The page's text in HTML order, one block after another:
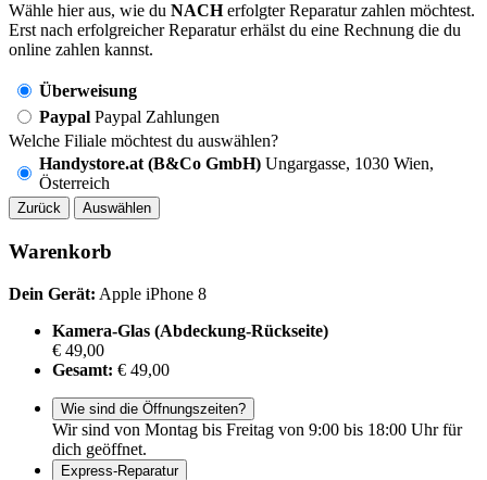
Wähle hier aus, wie du NACHerfolgter Reparatur zahlen möchtest.
Erst nach erfolgreicher Reparatur erhälst du eine Rechnung die du
online zahlen kannst.
Überweisung
Paypal Paypal Zahlungen
Welche Filiale möchtest du auswählen?
Handystore.at (B&Co GmbH) Ungargasse, 1030 Wien,
Österreich
Zurück Auswählen
Warenkorb
Dein Gerät: Apple iPhone 8
Kamera-Glas (Abdeckung-Rückseite)
€ 49,00
Gesamt: € 49,00
Wie sind die Öffnungszeiten?
Wir sind von Montag bis Freitag von 9:00 bis 18:00 Uhr für
dich geöffnet.
Express-Reparatur